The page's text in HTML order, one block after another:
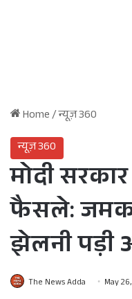
Home/न्यूज़ 360
न्यूज़ 360
मोदी
फैसले:
झेलनी पड़ी
The News Adda May